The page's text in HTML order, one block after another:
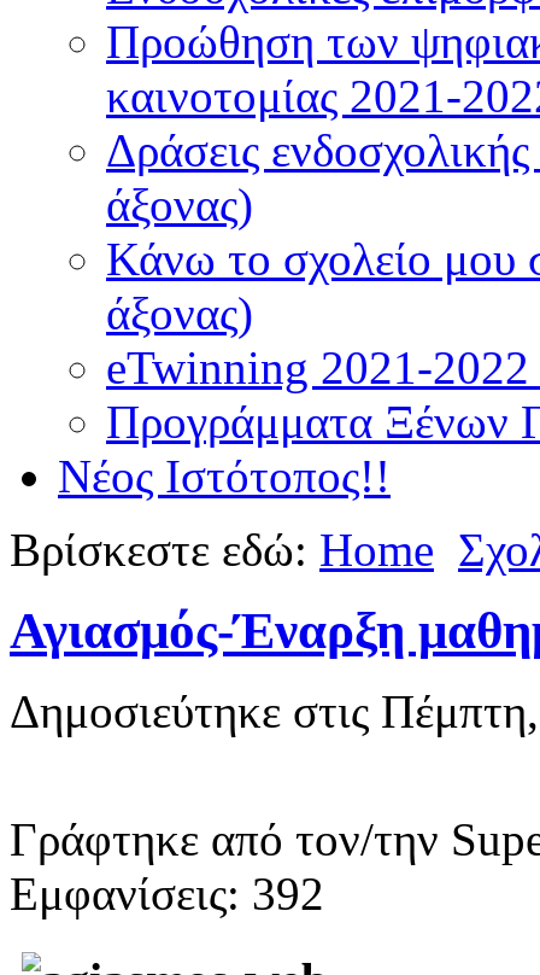
Προώθηση των
καινοτομίας 2021-
Δράσεις
άξονας)
Κάνω το σχολείο μου
άξονας)
eTwinning 2021-
Προγράμματα Ξένων
Νέος Ιστότοπος!!
Βρίσκεστε εδώ: Home
Αγιασμός-Έναρξη
Δημοσιεύτηκε στις
Γράφτηκε από τον/την
Εμφανίσεις: 392